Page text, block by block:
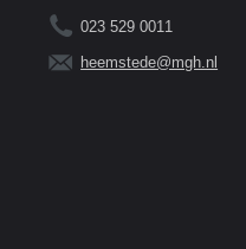
023 529 0011
heemstede@mgh.nl